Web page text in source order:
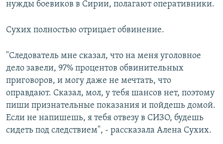
нужды боевиков в Сирии, полагают оперативники.
Сухих полностью отрицает обвинение.
"Следователь мне сказал, что на меня уголовное
дело завели, 97% процентов обвинительных
приговоров, и могу даже не мечтать, что
оправдают. Сказал, мол, у тебя шансов нет, поэтому
пиши признательные показания и пойдешь домой.
Если не напишешь, я тебя отвезу в СИЗО, будешь
сидеть под следствием", - рассказала Алена Сухих.